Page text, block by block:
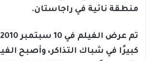
منطقة نائية في راجاستان.
كبيرًا في شباك التذاكر، وأصبح